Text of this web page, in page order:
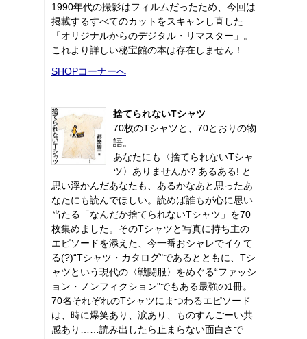
1990年代の撮影はフィルムだったため、今回は
掲載するすべてのカットをスキャンし直した
「オリジナルからのデジタル・リマスター」。
これより詳しい秘宝館の本は存在しません！
SHOPコーナーへ
捨てられないTシャツ
70枚のTシャツと、70とおりの物
語。
あなたにも〈捨てられないTシャ
ツ〉ありませんか? あるある! と
思い浮かんだあなたも、あるかなあと思ったあ
なたにも読んでほしい。読めば誰もが心に思い
当たる「なんだか捨てられないTシャツ」を70
枚集めました。そのTシャツと写真に持ち主の
エピソードを添えた、今一番おシャレでイケて
る(?)“Tシャツ・カタログ"であるとともに、Tシ
ャツという現代の〈戦闘服〉をめぐる“ファッシ
ョン・ノンフィクション"でもある最強の1冊。
70名それぞれのTシャツにまつわるエピソード
は、時に爆笑あり、涙あり、ものすんごーい共
感あり……読み出したら止まらない面白さで